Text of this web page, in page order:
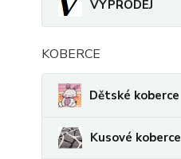
VÝPRODEJ
KOBERCE
Dětské koberce
Kusové koberce